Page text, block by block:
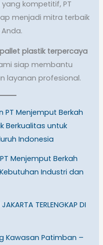
kompetitif, PT
menjadi mitra terbaik
plastik terpercaya
siap membantu
layanan profesional.
PT Menjemput Berkah
Berkualitas untuk
Indonesia
Menjemput Berkah
Industri dan
TERLENGKAP DI
Kawasan Patimban –